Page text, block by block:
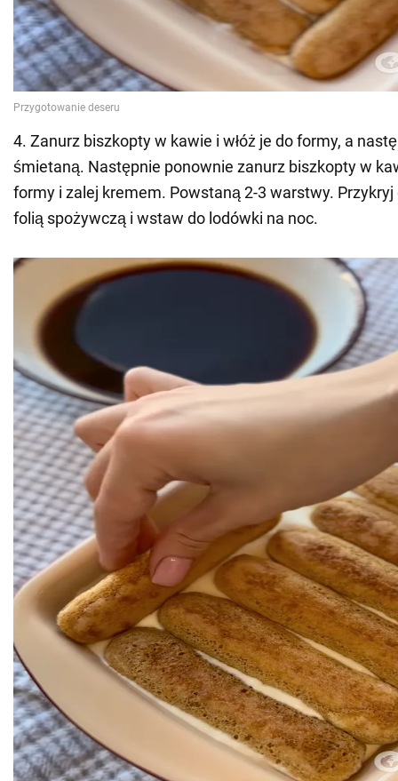
4. Zanurz biszkopty w kawie i włóż je do formy, a
śmietaną. Następnie ponownie zanurz biszkopty w
formy i zalej kremem. Powstaną 2-3 warstwy.
folią spożywczą i wstaw do lodówki na noc.